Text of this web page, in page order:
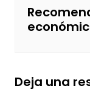
Deja una